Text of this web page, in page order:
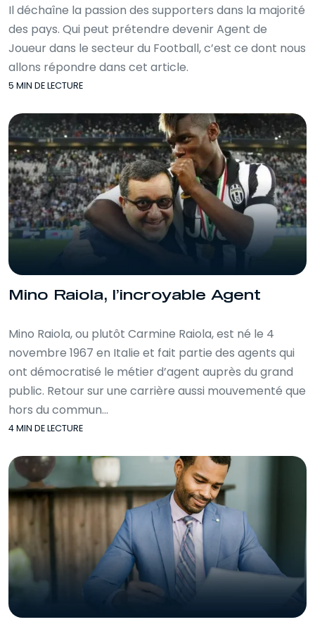
Il déchaîne la passion des supporters dans la majorité
des pays. Qui peut prétendre devenir Agent de
Joueur dans le secteur du Football, c’est ce dont nous
allons répondre dans cet article.
5 MIN DE LECTURE
Mino Raiola, l’incroyable Agent
Mino Raiola, ou plutôt Carmine Raiola, est né le 4
novembre 1967 en Italie et fait partie des agents qui
ont démocratisé le métier d’agent auprès du grand
public. Retour sur une carrière aussi mouvementé que
hors du commun…
4 MIN DE LECTURE